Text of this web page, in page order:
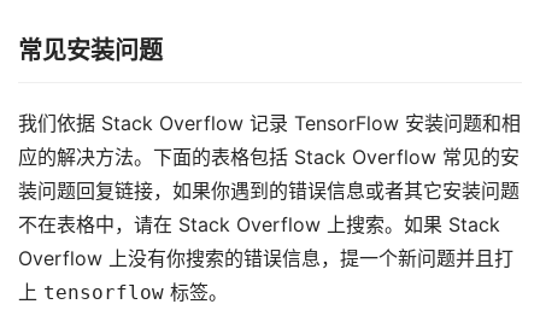
常见安装问题
我们依据 Stack Overflow 记录 TensorFlow 安装问题和相
应的解决方法。下面的表格包括 Stack Overflow 常见的安
装问题回复链接，如果你遇到的错误信息或者其它安装问题
不在表格中，请在 Stack Overflow 上搜索。如果 Stack
Overflow 上没有你搜索的错误信息，提一个新问题并且打
上 tensorflow 标签。